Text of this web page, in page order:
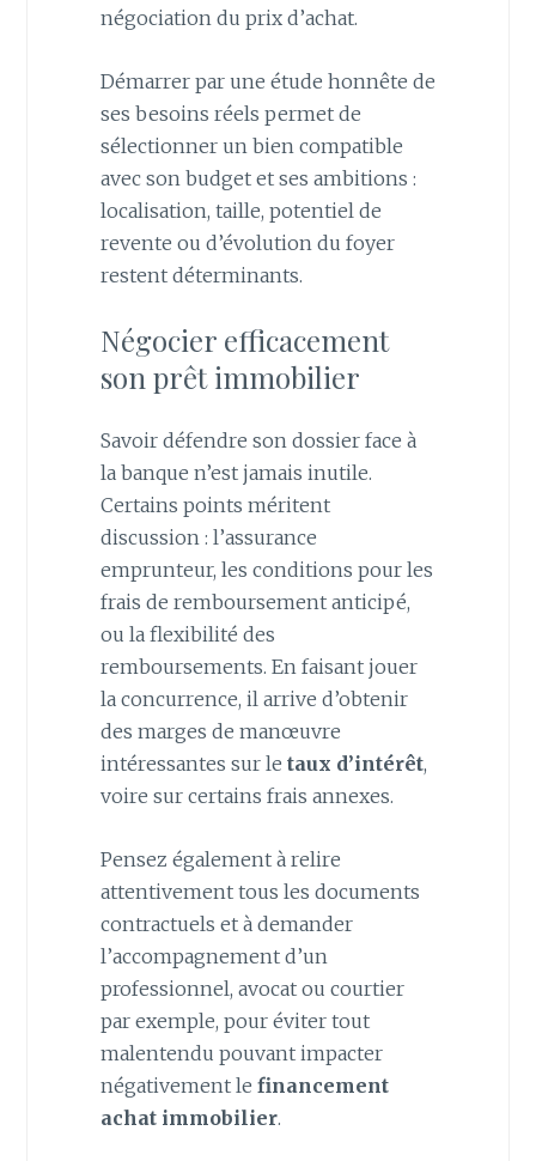
négociation du prix d’achat.
Démarrer par une étude honnête de
ses besoins réels permet de
sélectionner un bien compatible
avec son budget et ses ambitions :
localisation, taille, potentiel de
revente ou d’évolution du foyer
restent déterminants.
Négocier efficacement
son prêt immobilier
Savoir défendre son dossier face à
la banque n’est jamais inutile.
Certains points méritent
discussion : l’assurance
emprunteur, les conditions pour les
frais de remboursement anticipé,
ou la flexibilité des
remboursements. En faisant jouer
la concurrence, il arrive d’obtenir
des marges de manœuvre
intéressantes sur le taux d’intérêt,
voire sur certains frais annexes.
Pensez également à relire
attentivement tous les documents
contractuels et à demander
l’accompagnement d’un
professionnel, avocat ou courtier
par exemple, pour éviter tout
malentendu pouvant impacter
négativement le financement
achat immobilier.